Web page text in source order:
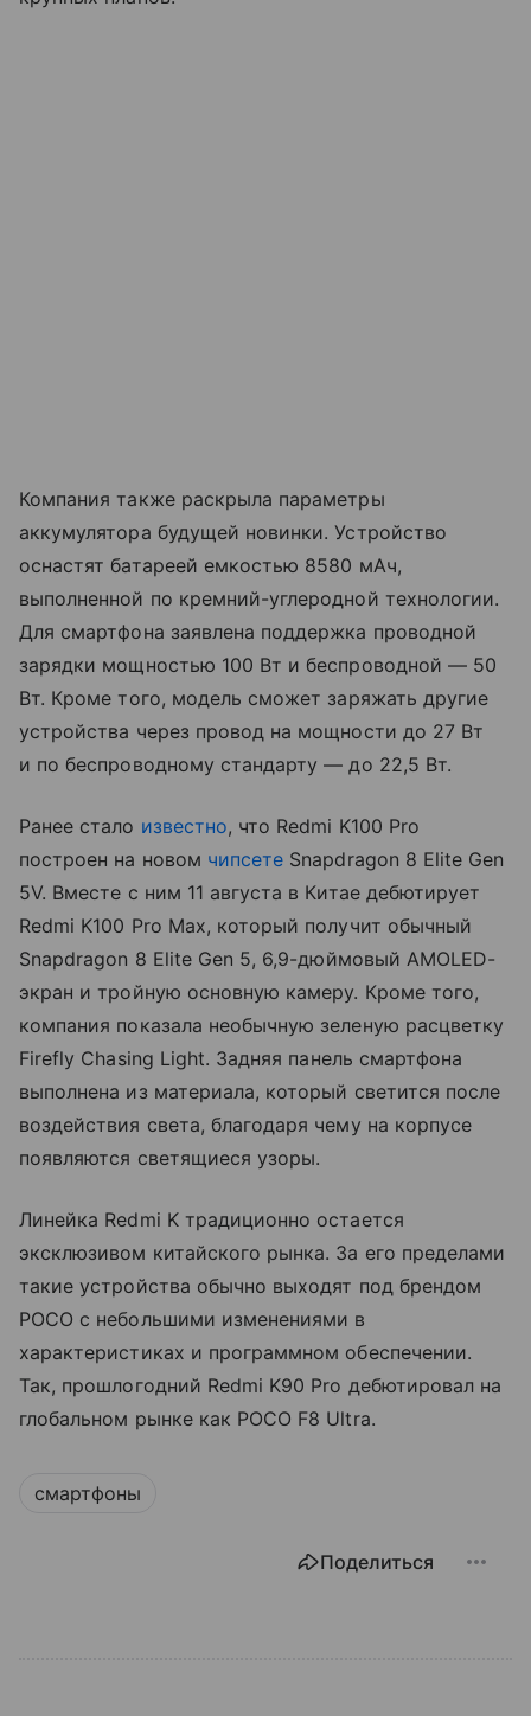
Компания также раскрыла параметры
аккумулятора будущей новинки. Устройство
оснастят батареей емкостью 8580 мАч,
выполненной по кремний-углеродной технологии.
Для смартфона заявлена поддержка проводной
зарядки мощностью 100 Вт и беспроводной — 50
Вт. Кроме того, модель сможет заряжать другие
устройства через провод на мощности до 27 Вт
и по беспроводному стандарту — до 22,5 Вт.
Ранее стало известно, что Redmi K100 Pro
построен на новом чипсете Snapdragon 8 Elite Gen
5V. Вместе с ним 11 августа в Китае дебютирует
Redmi K100 Pro Max, который получит обычный
Snapdragon 8 Elite Gen 5, 6,9-дюймовый AMOLED-
экран и тройную основную камеру. Кроме того,
компания показала необычную зеленую расцветку
Firefly Chasing Light. Задняя панель смартфона
выполнена из материала, который светится после
воздействия света, благодаря чему на корпусе
появляются светящиеся узоры.
Линейка Redmi K традиционно остается
эксклюзивом китайского рынка. За его пределами
такие устройства обычно выходят под брендом
POCO с небольшими изменениями в
характеристиках и программном обеспечении.
Так, прошлогодний Redmi K90 Pro дебютировал на
глобальном рынке как POCO F8 Ultra.
смартфоны
Поделиться